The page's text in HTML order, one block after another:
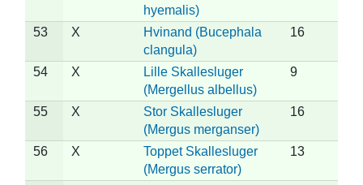
hyemalis)
53 X
Hvinand (Bucephala
clangula)
16
54 X
Lille Skallesluger
(Mergellus albellus)
9
55 X
Stor Skallesluger
(Mergus merganser)
16
56 X
Toppet Skallesluger
(Mergus serrator)
13